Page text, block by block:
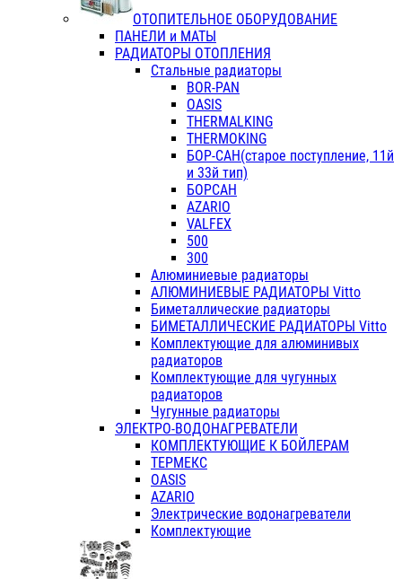
ОТОПИТЕЛЬНОЕ ОБОРУДОВАНИЕ
ПАНЕЛИ и МАТЫ
РАДИАТОРЫ ОТОПЛЕНИЯ
Стальные радиаторы
BOR-PAN
OASIS
THERMALKING
THERMOKING
БОР-САН(старое поступление, 11й
и 33й тип)
БОРСАН
AZARIO
VALFEX
500
300
Алюминиевые радиаторы
АЛЮМИНИЕВЫЕ РАДИАТОРЫ Vitto
Биметаллические радиаторы
БИМЕТАЛЛИЧЕСКИЕ РАДИАТОРЫ Vitto
Комплектующие для алюминивых
радиаторов
Комплектующие для чугунных
радиаторов
Чугунные радиаторы
ЭЛЕКТРО-ВОДОНАГРЕВАТЕЛИ
КОМПЛЕКТУЮЩИЕ К БОЙЛЕРАМ
ТЕРМЕКС
OASIS
AZARIO
Электрические водонагреватели
Комплектующие